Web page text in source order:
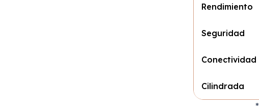
Rendimiento
Seguridad
Conectividad
Cilindrada